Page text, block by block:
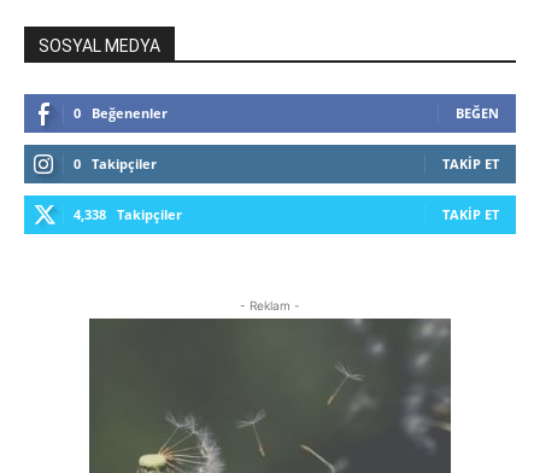
SOSYAL MEDYA
0 Beğenenler BEĞEN
0 Takipçiler TAKIP ET
4,338 Takipçiler TAKIP ET
- Reklam -